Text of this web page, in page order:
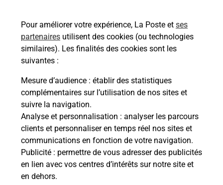
Pour améliorer votre expérience, La Poste et ses
partenaires utilisent des cookies (ou technologies
similaires). Les finalités des cookies sont les
suivantes :
Mesure d’audience : établir des statistiques
complémentaires sur l’utilisation de nos sites et
suivre la navigation.
Analyse et personnalisation : analyser les parcours
clients et personnaliser en temps réel nos sites et
communications en fonction de votre navigation.
Publicité : permettre de vous adresser des publicités
en lien avec vos centres d’intérêts sur notre site et
en dehors.
1 Rue Des Orchidees
29700 Pluguffan
Boîte aux Lettres La Poste
Collecte du courrier aujourd'hui à 16h00
13 Rue De Pouldreuzic
29700 Pluguffan
Le lien s'ouvre dans un nouvel onglet